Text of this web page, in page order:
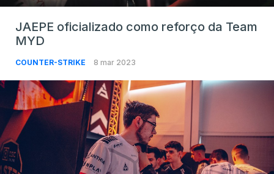
JAEPE oficializado como reforço da Team
MYD
COUNTER-STRIKE 8 mar 2023